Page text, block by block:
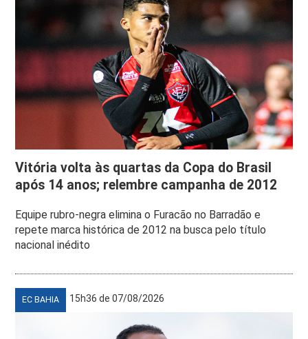
Vitória volta às quartas da Copa do Brasil
após 14 anos; relembre campanha de 2012
Equipe rubro-negra elimina o Furacão no Barradão e
repete marca histórica de 2012 na busca pelo título
nacional inédito
EC BAHIA 15h36 de 07/08/2026